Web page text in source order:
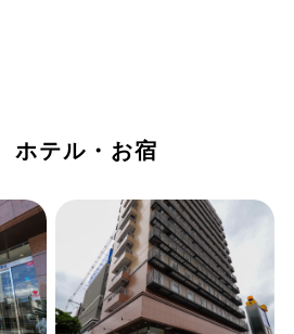
テル・お宿